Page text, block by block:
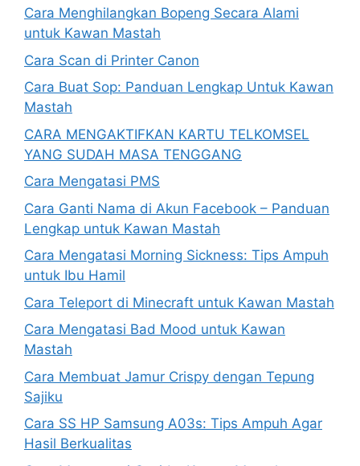
Cara Menghilangkan Bopeng Secara Alami
untuk Kawan Mastah
Cara Scan di Printer Canon
Cara Buat Sop: Panduan Lengkap Untuk Kawan
Mastah
CARA MENGAKTIFKAN KARTU TELKOMSEL
YANG SUDAH MASA TENGGANG
Cara Mengatasi PMS
Cara Ganti Nama di Akun Facebook – Panduan
Lengkap untuk Kawan Mastah
Cara Mengatasi Morning Sickness: Tips Ampuh
untuk Ibu Hamil
Cara Teleport di Minecraft untuk Kawan Mastah
Cara Mengatasi Bad Mood untuk Kawan
Mastah
Cara Membuat Jamur Crispy dengan Tepung
Sajiku
Cara SS HP Samsung A03s: Tips Ampuh Agar
Hasil Berkualitas